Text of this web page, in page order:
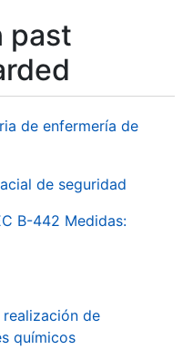
past
de enfermería de
de seguridad
B-442 Medidas:
de
químicos